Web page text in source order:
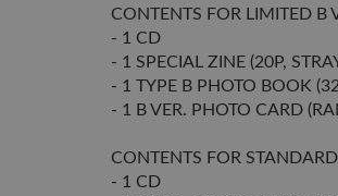
CONTENTS FOR LIMITED B
- 1 CD
- 1 SPECIAL ZINE (20P,
- 1 TYPE B PHOTO BOOK
- 1 B VER. PHOTO CARD
CONTENTS FOR STANDARD
- 1 CD